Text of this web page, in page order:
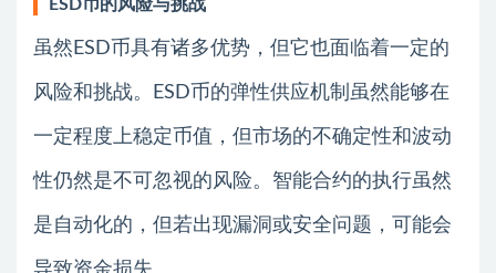
ESD币的风险与挑战
虽然ESD币具有诸多优势，但它也面临着一定的
风险和挑战。ESD币的弹性供应机制虽然能够在
一定程度上稳定币值，但市场的不确定性和波动
性仍然是不可忽视的风险。智能合约的执行虽然
是自动化的，但若出现漏洞或安全问题，可能会